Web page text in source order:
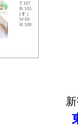
T.167
B.105
( F )
W.69
H.100